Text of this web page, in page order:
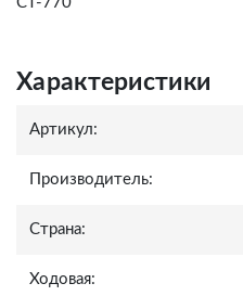
Характеристики
Артикул:
Производитель:
Страна:
Ходовая: